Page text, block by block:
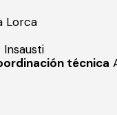
Lorca
Insausti
técnica